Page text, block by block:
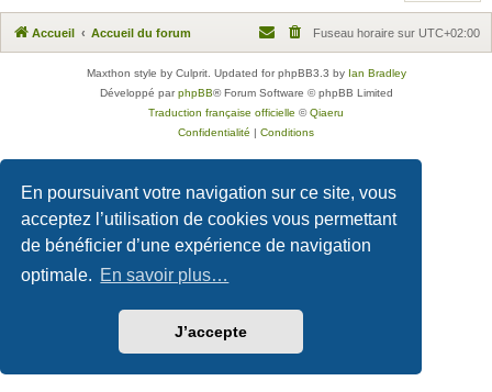
En poursuivant votre navigation sur ce site, vous
acceptez l’utilisation de cookies vous permettant
de bénéficier d’une expérience de navigation
optimale. En savoir plus…
J’accepte
Accueil Accueil du forum Fuseau horaire sur UTC+02:00
Maxthon style by Culprit. Updated for phpBB3.3 by Ian Bradley
Développé parphpBB® Forum Software © phpBB Limited
Traduction française officielle ©Qiaeru
Confidentialité | Conditions